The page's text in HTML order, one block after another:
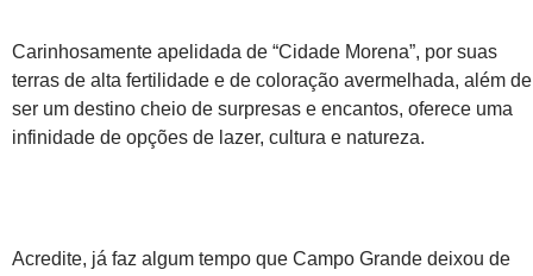
Carinhosamente apelidada de “Cidade Morena”, por suas
terras de alta fertilidade e de coloração avermelhada, além de
ser um destino cheio de surpresas e encantos, oferece uma
infinidade de opções de lazer, cultura e natureza.
Acredite, já faz algum tempo que Campo Grande deixou de